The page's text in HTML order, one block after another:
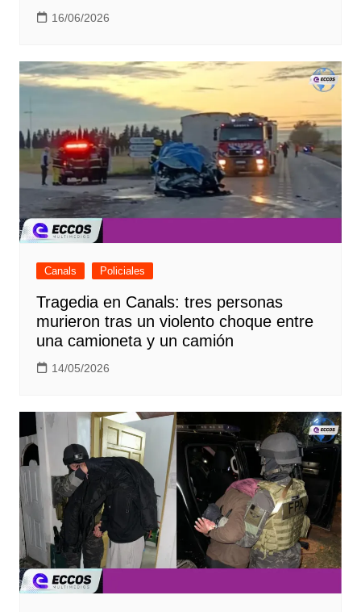
16/06/2026
Canals Policiales
Tragedia en Canals: tres personas
murieron tras un violento choque entre
una camioneta y un camión
14/05/2026